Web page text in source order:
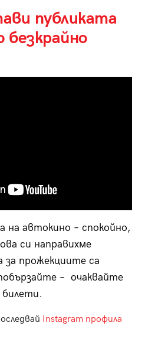
публиката
безкрайно
на автокино – спокойно,
си направихме
прожекциите са
– очаквайте
билети.
Instagram профила